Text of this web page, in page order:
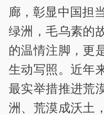
廊，彰显中国担
绿洲，毛乌素的
的温情注脚，更
生动写照。近年
最实举措推进荒
洲、荒漠成沃土